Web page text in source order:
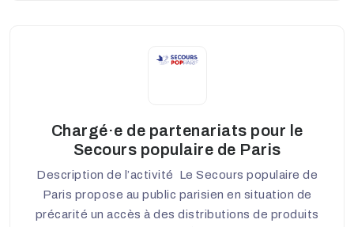
Chargé·e de partenariats pour le
Secours populaire de Paris
Description de l’activité Le Secours populaire de
Paris propose au public parisien en situation de
précarité un accès à des distributions de produits